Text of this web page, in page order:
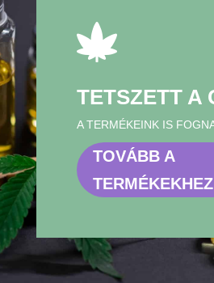

TETSZETT A
A TERMÉKEINK IS
TOVÁBB A
TERMÉKEKHEZ